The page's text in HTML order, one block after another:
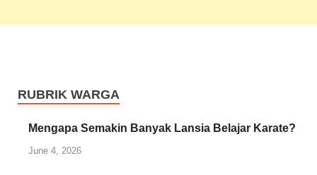
RUBRIK WARGA
Mengapa Semakin Banyak Lansia Belajar Karate?
June 4, 2026